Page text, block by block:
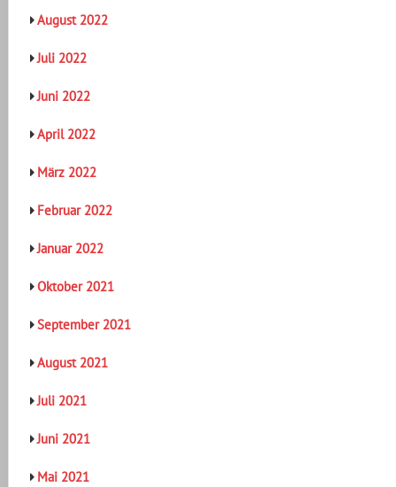
August 2022
Juli 2022
Juni 2022
April 2022
März 2022
Februar 2022
Januar 2022
Oktober 2021
September 2021
August 2021
Juli 2021
Juni 2021
Mai 2021